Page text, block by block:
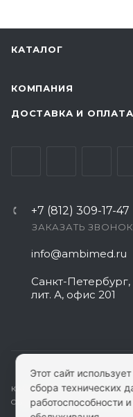
КАТАЛОГ
КОМПАНИЯ
ДОСТАВКА И ОПЛАТА
+7 (812) 309-17-47
ЗАКАЗАТЬ ЗВОНОК
info@ambimed.ru
Санкт-
лит. А, офис 201
КАРТА САЙТА|ПОЛИТИКА
ОБРАБОТКУ
Этот сайт
сбора технических
работоспособности